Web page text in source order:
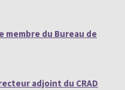
membre du Bureau de
adjoint du CRAD